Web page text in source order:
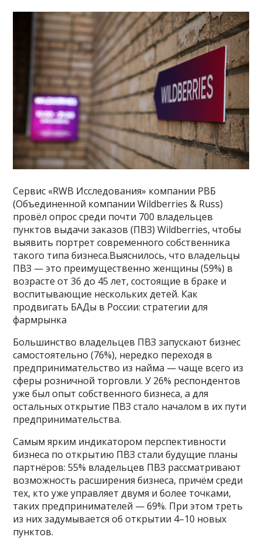
Сервис «RWB Исследования» компании РВБ
(Объединенной компании Wildberries & Russ)
провёл опрос среди почти 700 владельцев
пунктов выдачи заказов (ПВЗ) Wildberries, чтобы
выявить портрет современного собственника
такого типа бизнеса.Выяснилось, что владельцы
ПВЗ — это преимущественно женщины (59%) в
возрасте от 36 до 45 лет, состоящие в браке и
воспитывающие нескольких детей. Как
продвигать БАДы в России: стратегии для
фармрынка
Большинство владельцев ПВЗ запускают бизнес
самостоятельно (76%), нередко переходя в
предпринимательство из найма — чаще всего из
сферы розничной торговли. У 26% респондентов
уже был опыт собственного бизнеса, а для
остальных открытие ПВЗ стало началом в их пути
предпринимательства.
Самым ярким индикатором перспективности
бизнеса по открытию ПВЗ стали будущие планы
партнёров: 55% владельцев ПВЗ рассматривают
возможность расширения бизнеса, причём среди
тех, кто уже управляет двумя и более точками,
таких предпринимателей — 69%. При этом треть
из них задумывается об открытии 4–10 новых
пунктов.